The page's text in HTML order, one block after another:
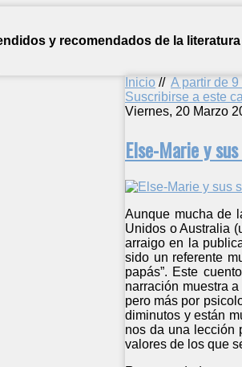
y recomendados de la
Inicio // A partir de 9
Suscribirse a este
Viernes, 20 Marzo
Else-Marie y
Aunque mucha de
Unidos o Australia
arraigo en la
sido un referente
papás”. Este
narración muestra
pero más por
diminutos y están
nos da una lección
valores de los que